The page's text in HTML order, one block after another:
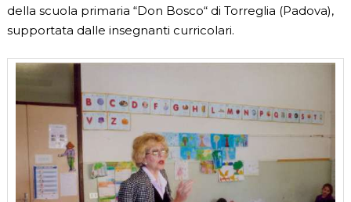
della scuola primaria “Don Bosco“di Torreglia (Padova),
supportata dalle insegnanti curricolari.